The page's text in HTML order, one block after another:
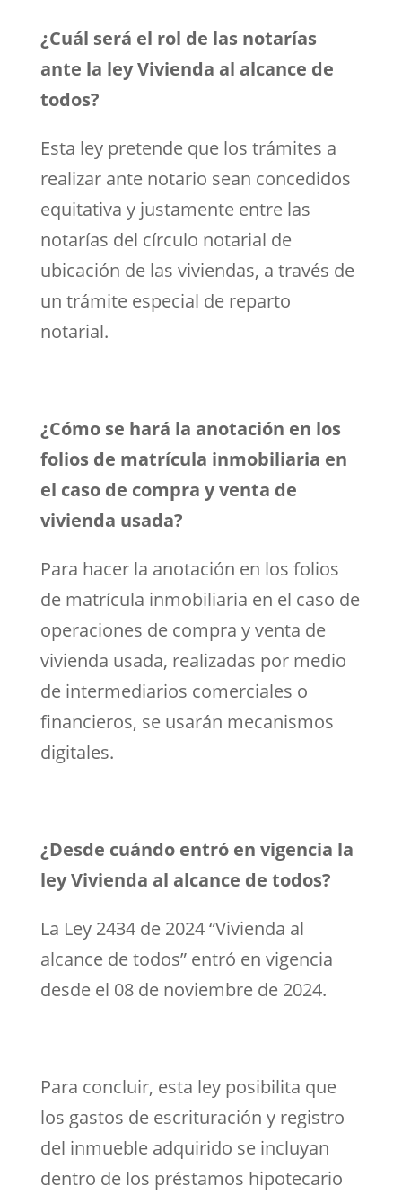
¿Cuál será el rol de las notarías
ante la ley Vivienda al alcance de
todos?
Esta ley pretende que los trámites a
realizar ante notario sean concedidos
equitativa y justamente entre las
notarías del círculo notarial de
ubicación de las viviendas, a través de
un trámite especial de reparto
notarial.
¿Cómo se hará la anotación en los
folios de matrícula inmobiliaria en
el caso de compra y venta de
vivienda usada?
Para hacer la anotación en los folios
de matrícula inmobiliaria en el caso de
operaciones de compra y venta de
vivienda usada, realizadas por medio
de intermediarios comerciales o
financieros, se usarán mecanismos
digitales.
¿Desde cuándo entró en vigencia la
ley Vivienda al alcance de todos?
La Ley 2434 de 2024 “Vivienda al
alcance de todos” entró en vigencia
desde el 08 de noviembre de 2024.
Para concluir, esta ley posibilita que
los gastos de escrituración y registro
del inmueble adquirido se incluyan
dentro de los préstamos hipotecario